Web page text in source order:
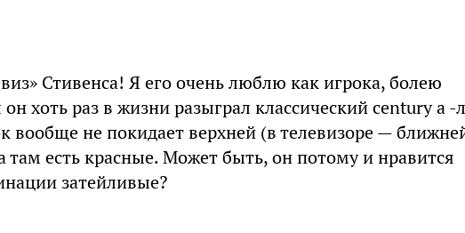
Стивенса! Я его очень люблю как игрока, болею
хоть раз в жизни разыграл классический century а -
вообще не покидает верхней (в телевизоре —
там есть красные. Может быть, он потому и нравится
затейливые?